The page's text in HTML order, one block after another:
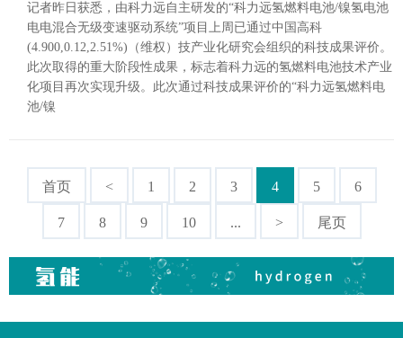
记者昨日获悉，由科力远自主研发的“科力远氢燃料电池/镍氢电池
电电混合无级变速驱动系统”项目上周已通过中国高科
(4.900,0.12,2.51%)（维权）技产业化研究会组织的科技成果评价。
此次取得的重大阶段性成果，标志着科力远的氢燃料电池技术产业
化项目再次实现升级。此次通过科技成果评价的“科力远氢燃料电
池/镍
首页 < 1 2 3 4 5 6
7 8 9 10 ... > 尾页